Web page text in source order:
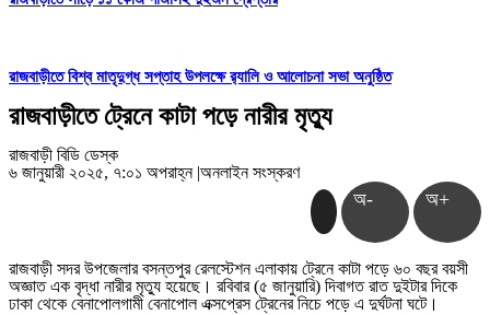
রাজবাড়ীতে বিশ্ব মাতৃদুগ্ধ সপ্তাহ উপলক্ষে র‌্যালি ও আলোচনা সভা অনুষ্ঠিত
রাজবাড়ীতে ট্রেনে কাটা পড়ে নারীর মৃত্যু
রাজবাড়ী বিডি ডেস্ক
৬ জানুয়ারী ২০২৫, ৭:০১ অপরাহ্ন |অনলাইন সংস্করণ
অ- অ+
রাজবাড়ী সদর উপজেলার বসন্তপুর রেলস্টেশন এলাকায় ট্রেনে কাটা পড়ে ৬০ বছর বয়সী
অজ্ঞাত এক বৃদ্ধা নারীর মৃত্যু হয়েছে। রবিবার (৫ জানুয়ারি) দিবাগত রাত দুইটার দিকে
ঢাকা থেকে বেনাপোলগামী বেনাপোল এক্সপ্রেস ট্রেনের নিচে পড়ে এ দুর্ঘটনা ঘটে।